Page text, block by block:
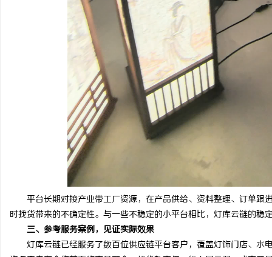
平台长期对接产业带工厂资源，在产品供给、资料整理、订单跟
时找货带来的不确定性。与一些不稳定的小平台相比，灯库云链的稳
三、参考服务案例，见证实际效果
灯库云链已经服务了数百位供应链平台客户，覆盖灯饰门店、水